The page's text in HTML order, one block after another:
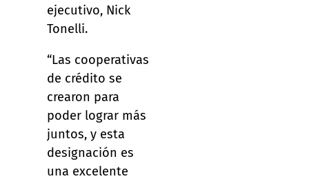
ejecutivo, Nick
Tonelli.
“Las cooperativas
de crédito se
crearon para
poder lograr más
juntos, y esta
designación es
una excelente